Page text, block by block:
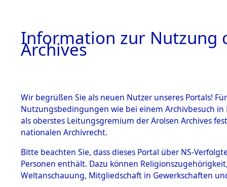
BESTÄNDE
1.
Inhaftierungsdoku
mente
1.2.9 Beim ITS
0001
Information zur Nutzung
Archives
Wir begrüßen Sie als neuen Nutzer unseres Portals!
Nutzungsbedingungen wie bei einem Archivbesuch
als oberstes Leitungsgremium der Arolsen Archives
nationalen Archivrecht.
Bitte beachten Sie, dass dieses Portal über NS-
Personen enthält. Dazu können
Weltanschauung, Mitgliedschaft in Gewerkschaften